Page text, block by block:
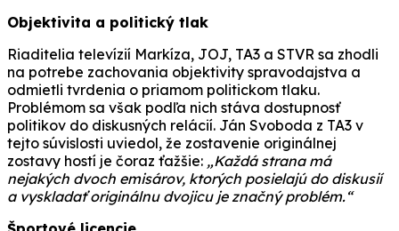
Objektivita a politický tlak
Riaditelia televízií Markíza, JOJ, TA3 a STVR sa zhodli
na potrebe zachovania objektivity spravodajstva a
odmietli tvrdenia o priamom politickom tlaku.
Problémom sa však podľa nich stáva dostupnosť
politikov do diskusných relácií. Ján Svoboda z TA3 v
tejto súvislosti uviedol, že zostavenie originálnej
zostavy hostí je čoraz ťažšie: „Každá strana má
nejakých dvoch emisárov, ktorých posielajú do diskusií
a vyskladať originálnu dvojicu je značný problém.“